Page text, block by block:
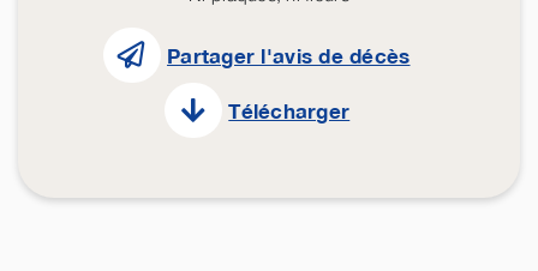
Partager l'avis de décès
Télécharger